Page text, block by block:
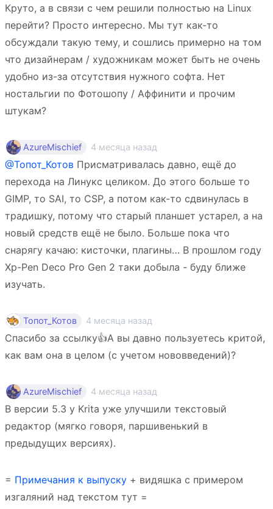
Круто, а в связи с чем решили полностью на Linux
перейти? Просто интересно. Мы тут как-то
обсуждали такую тему, и сошлись примерно на том
что дизайнерам / художникам может быть не очень
удобно из-за отсутствия нужного софта. Нет
ностальгии по Фотошопу / Аффинити и прочим
штукам?
AzureMischief 4 месяца назад
@Топот_Котов Присматривалась давно, ещё до
перехода на Линукс целиком. До этого больше то
GIMP, то SAI, то CSP, а потом как-то сдвинулась в
традишку, потому что старый планшет устарел, а на
новый средств ещё не было. Больше пока что
снарягу качаю: кисточки, плагины… В прошлом году
Xp-Pen Deco Pro Gen 2 таки добыла - буду ближе
изучать.
Топот_Котов 4 месяца назад
Спасибо за ссылку👍А вы давно пользуетесь критой,
как вам она в целом (с учетом нововведений)?
AzureMischief 4 месяца назад
В версии 5.3 у Krita уже улучшили текстовый
редактор (мягко говоря, паршивенький в
предыдущих версиях).
= Примечания к выпуску + видяшка с примером
изгаляний над текстом тут =